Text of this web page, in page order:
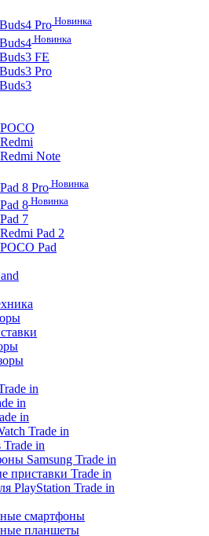
Pro Новинка
Новинка
FE
Pro
Note
8 Pro Новинка
8 Новинка
7
Pad 2
Pad
in
in
in
Trade in
Trade in
Samsung Trade in
приставки Trade in
PlayStation Trade in
смартфоны
планшеты